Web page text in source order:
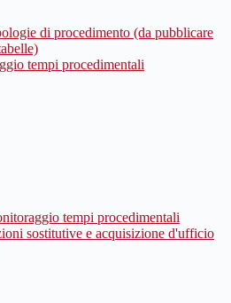
di procedimento (da pubblicare
tempi procedimentali
tempi procedimentali
sostitutive e acquisizione d'ufficio